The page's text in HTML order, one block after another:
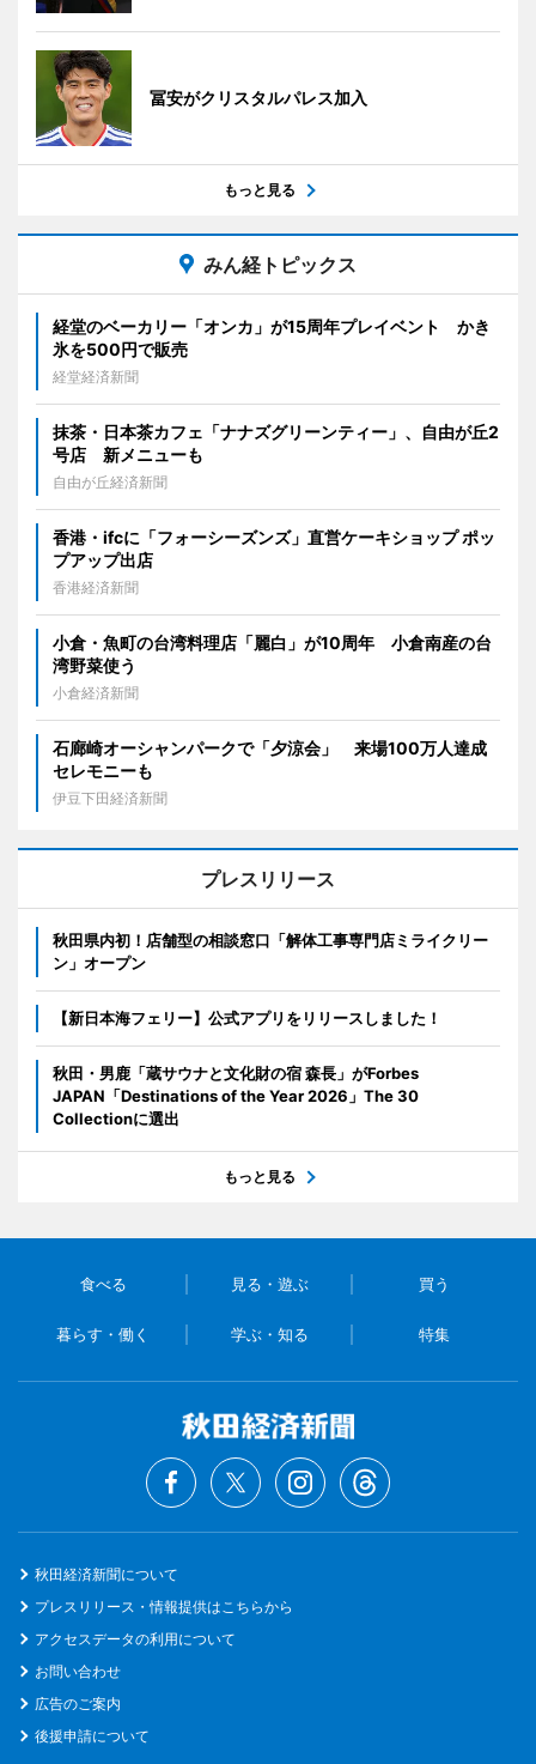
冨安がクリスタルパレス加入
もっと見る
みん経トピックス
経堂のベーカリー「オンカ」が15周年プレイベント かき
氷を500円で販売
経堂経済新聞
抹茶・日本茶カフェ「ナナズグリーンティー」、自由が丘2
号店 新メニューも
自由が丘経済新聞
香港・ifcに「フォーシーズンズ」直営ケーキショップ ポッ
プアップ出店
香港経済新聞
小倉・魚町の台湾料理店「麗白」が10周年 小倉南産の台
湾野菜使う
小倉経済新聞
石廊崎オーシャンパークで「夕涼会」 来場100万人達成
セレモニーも
伊豆下田経済新聞
プレスリリース
秋田県内初！店舗型の相談窓口「解体工事専門店ミライクリー
ン」オープン
【新日本海フェリー】公式アプリをリリースしました！
秋田・男鹿「蔵サウナと文化財の宿 森長」がForbes
JAPAN「Destinations of the Year 2026」The 30
Collectionに選出
もっと見る
食べる 見る・遊ぶ 買う
暮らす・働く 学ぶ・知る 特集
秋田経済新聞について
プレスリリース・情報提供はこちらから
アクセスデータの利用について
お問い合わせ
広告のご案内
後援申請について